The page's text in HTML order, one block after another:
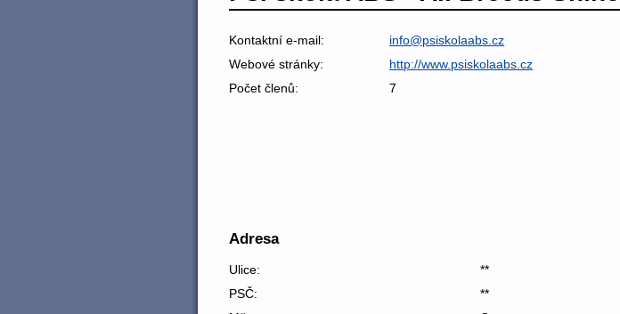
Kontaktní e-mail:
info@psiskolaabs.cz
Webové stránky:
http://www.psiskolaabs.cz
Počet členů:
7
Adresa
Ulice:
**
PSČ:
**